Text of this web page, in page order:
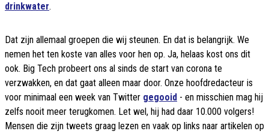
drinkwater.
Dat zijn allemaal groepen die wij steunen. En dat is belangrijk. We
nemen het ten koste van alles voor hen op. Ja, helaas kost ons dit
ook. Big Tech probeert ons al sinds de start van corona te
verzwakken, en dat gaat alleen maar door. Onze hoofdredacteur is
voor minimaal een week van Twitter gegooid - en misschien mag hij
zelfs nooit meer terugkomen. Let wel, hij had daar 10.000 volgers!
Mensen die zijn tweets graag lezen en vaak op links naar artikelen op